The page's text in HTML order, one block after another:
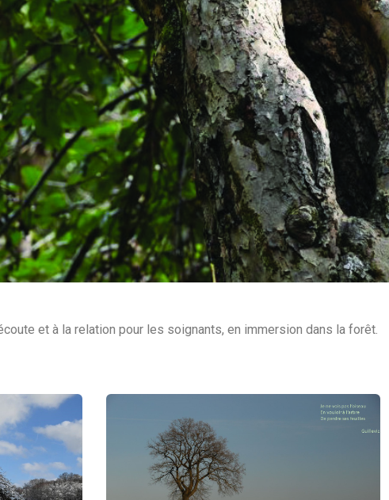
et à la relation pour les soignants, en immersion dans la forêt.